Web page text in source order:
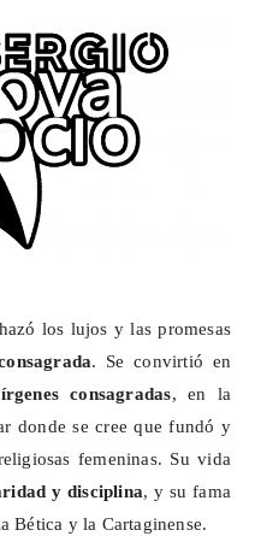
los lujos y las promesas
. Se convirtió en
consagradas, en la
donde se cree que fundó y
femeninas. Su vida
y disciplina, y su fama
Bética y la Cartaginense.